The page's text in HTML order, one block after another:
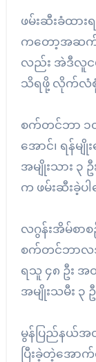
ဖမ်းဆီးခံထာ
ကတော့အဆက်
လည်း အဲဒီလူ
သိရဖို့ လိုက်လံစုံ
စက်တင်ဘာ ၁
အောင်၊ ရန်မ
အမျိုးသား ၃
က ဖမ်းဆီးခဲ့ပ
လဂွန်းအိမ်စာ
စက်တင်ဘာလအ
ရသူ ၄၈ ဦး အထိ
အမျိုးသမီး
မွန်ပြည်နယ်အ
ပြီးခဲ့တဲ့အေ